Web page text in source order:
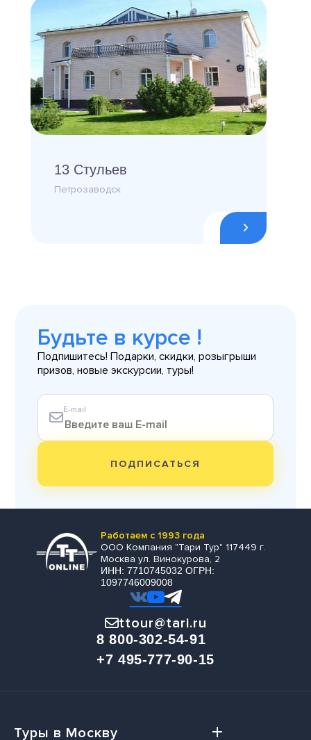
13 Стульев
Петрозаводск
Будьте в курсе !
Подпишитесь! Подарки, скидки, розыгрыши
призов, новые экскурсии, туры!
E-mail
ПОДПИСАТЬСЯ
Работаем с 1993 года
ООО Компания "Тари Тур" 117449 г.
Москва ул. Винокурова, 2
ИНН: 7710745032 ОГРН:
1097746009008
ttour@tari.ru
8 800-302-54-91
+7 495-777-90-15
Туры в Москву